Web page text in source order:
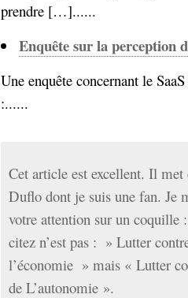
prendre […]......
Enquête sur la perception
Une enquête concernant le
:......
Cet article est excellent. Il met
Duflo dont je suis une fan. Je
votre attention sur un coquille
citez n’est pas : » Lutter
l’économie » mais « Lutter
de L’autonomie ».